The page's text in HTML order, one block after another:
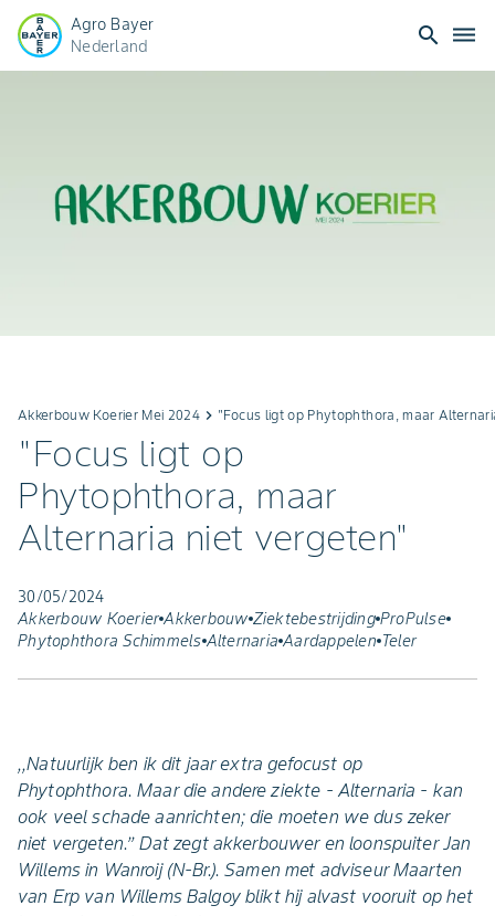
Agro Bayer
Nederland
search dehaze
Akkerbouw Koerier Mei 2024 keyboard_arrow_right "Focus ligt op Phytophthora, maar
"Focus ligt op
Phytophthora, maar
Alternaria niet vergeten"
30/05/2024
Akkerbouw Koerier Akkerbouw Ziektebestrijding ProPulse
Phytophthora Schimmels Alternaria Aardappelen Teler
,,Natuurlijk ben ik dit jaar extra gefocust op
Phytophthora. Maar die andere ziekte - Alternaria - kan
ook veel schade aanrichten; die moeten we dus zeker
niet vergeten.’’ Dat zegt akkerbouwer en loonspuiter Jan
Willems in Wanroij (N-Br.). Samen met adviseur Maarten
van Erp van Willems Balgoy blikt hij alvast vooruit op het